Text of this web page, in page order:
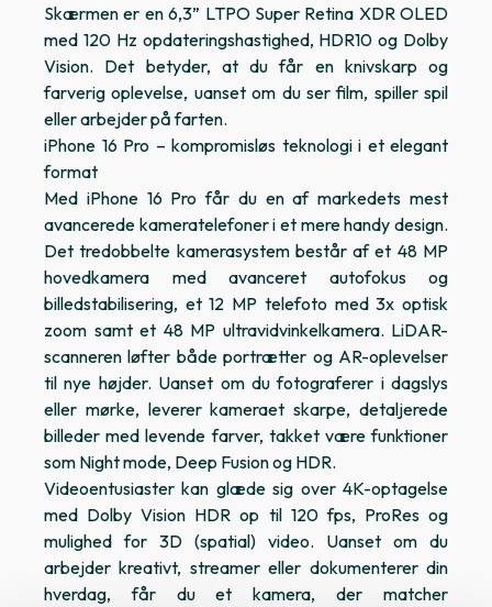
Skærmen er en 6,3” LTPO Super Retina XDR OLED
med 120 Hz opdateringshastighed, HDR10 og Dolby
Vision. Det betyder, at du får en knivskarp og
farverig oplevelse, uanset om du ser film, spiller spil
eller arbejder på farten.
iPhone 16 Pro – kompromisløs teknologi i et elegant
format
Med iPhone 16 Pro får du en af markedets mest
avancerede kameratelefoner i et mere handy design.
Det tredobbelte kamerasystem består af et 48 MP
hovedkamera med avanceret autofokus og
billedstabilisering, et 12 MP telefoto med 3x optisk
zoom samt et 48 MP ultravidvinkelkamera. LiDAR-
scanneren løfter både portrætter og AR-oplevelser
til nye højder. Uanset om du fotograferer i dagslys
eller mørke, leverer kameraet skarpe, detaljerede
billeder med levende farver, takket være funktioner
som Night mode, Deep Fusion og HDR.
Videoentusiaster kan glæde sig over 4K-optagelse
med Dolby Vision HDR op til 120 fps, ProRes og
mulighed for 3D (spatial) video. Uanset om du
arbejder kreativt, streamer eller dokumenterer din
hverdag, får du et kamera, der matcher